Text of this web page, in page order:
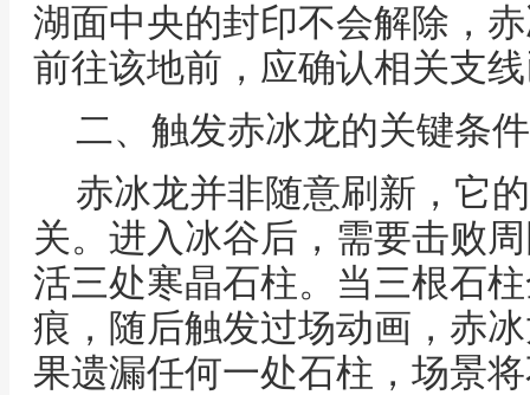
湖面中央的封印不会解除，
前往该地前，应确认相关支
二、触发赤冰龙的关键条件
赤冰龙并非随意刷新，它
关。进入冰谷后，需要击败
活三处寒晶石柱。当三根石
痕，随后触发过场动画，赤
果遗漏任何一处石柱，场景